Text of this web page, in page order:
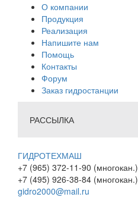
О компании
Продукция
Реализация
Напишите нам
Помощь
Контакты
Форум
Заказ гидростанции
РАССЫЛКА
ГИДРОТЕХМАШ
+7 (965) 372-11-90 (многокан.)
+7 (495) 926-38-84 (многокан.)
gidro2000@mail.ru